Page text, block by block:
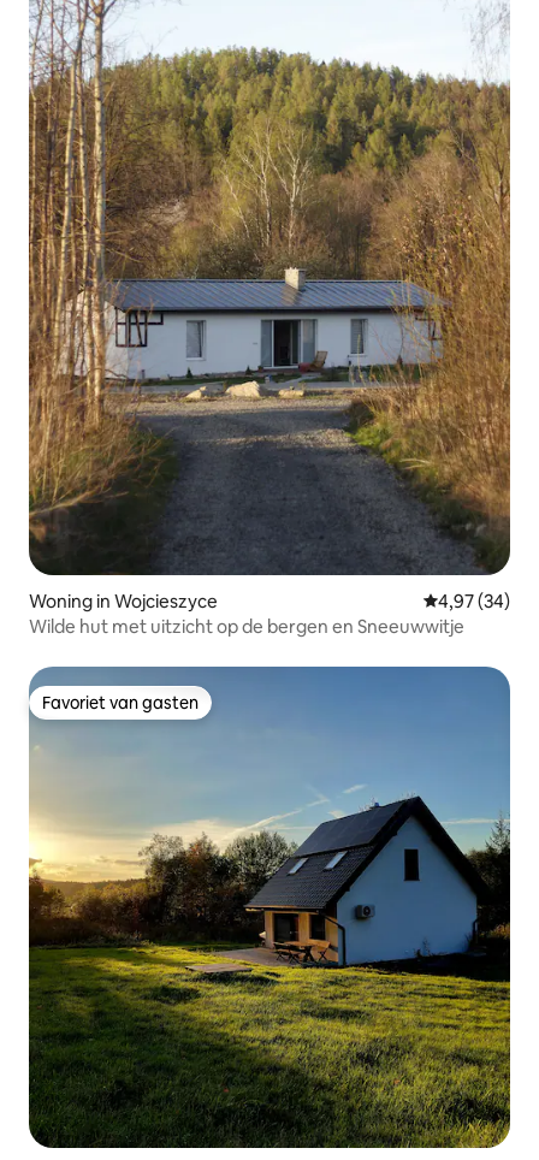
Woning in Wojcieszyce Gemiddelde
4,97 (34)
Wilde hut met uitzicht op de bergen en Sneeuwwitje
Favoriet van gasten
Favoriet van gasten